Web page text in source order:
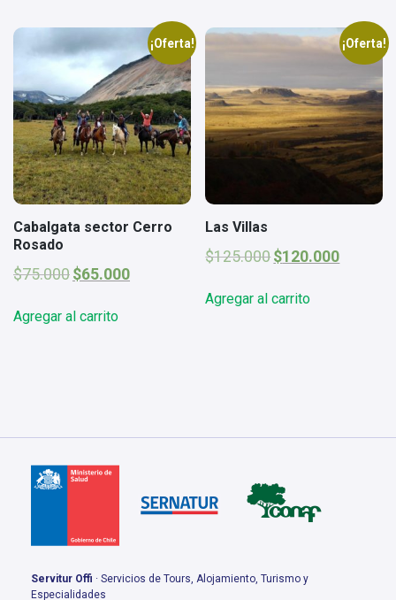
¡Oferta!
Cabalgata sector Cerro
Rosado
$75.000 El
era:
$65.000El
Agregar al carrito
¡Oferta!
Las Villas
$125.000 El
era:
$120.000El
Agregar al carrito
Servitur Offi · Servicios de Tours, Alojamiento, Turismo y
Especialidades